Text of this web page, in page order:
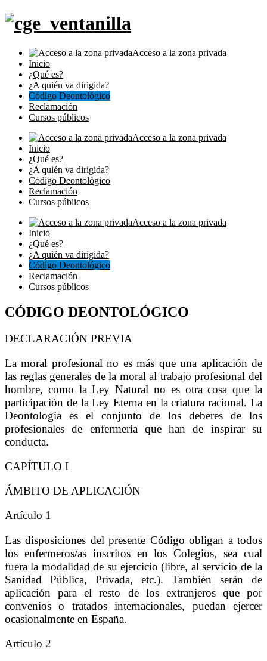
Acceso a la zona privada
Inicio
¿Qué es?
¿A quién va dirigida?
Código Deontológico
Reclamación
Cursos públicos
Acceso a la zona privada
Inicio
¿Qué es?
¿A quién va dirigida?
Código Deontológico
Reclamación
Cursos públicos
Acceso a la zona privada
Inicio
¿Qué es?
¿A quién va dirigida?
Código Deontológico
Reclamación
Cursos públicos
CÓDIGO DEONTOLÓGICO
DECLARACIÓN PREVIA
La moral profesional no es más que una aplicación de
las reglas generales de la moral al trabajo profesional del
hombre, como la Ley Natural no es otra cosa que la
participación de la Ley Eterna en la criatura racional. La
Deontología es el conjunto de los deberes de los
profesionales de enfermería que han de inspirar su
conducta.
CAPÍTULO I
ÁMBITO DE APLICACIÓN
Artículo 1
Las disposiciones del presente Código obligan a todos
los enfermeros/as inscritos en los Colegios, sea cual
fuera la modalidad de su ejercicio (libre, al servicio de la
Sanidad Pública, Privada, etc.). También serán de
aplicación para el resto de los extranjeros que por
convenios o tratados internacionales, puedan ejercer
ocasionalmente en España.
Artículo 2